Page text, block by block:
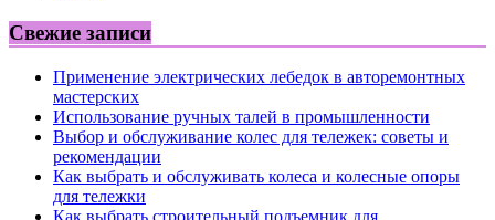
Свежие записи
Применение электрических лебедок в авторемонтных
мастерских
Использование ручных талей в промышленности
Выбор и обслуживание колес для тележек: советы и
рекомендации
Как выбрать и обслуживать колеса и колесные опоры
для тележки